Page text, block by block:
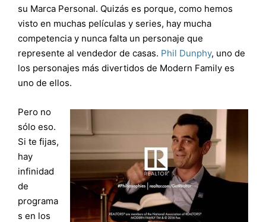
su Marca Personal. Quizás es porque, como hemos
visto en muchas películas y series, hay mucha
competencia y nunca falta un personaje que
represente al vendedor de casas. Phil Dunphy, uno de
los personajes más divertidos de Modern Family es
uno de ellos.
Pero no
sólo eso.
Si te fijas,
hay
infinidad
de
programa
s en los